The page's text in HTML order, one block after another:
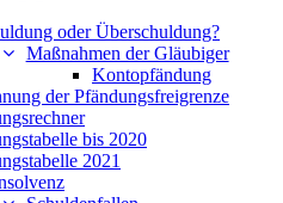
oder Überschuldung?
Maßnahmen der Gläubiger
Kontopfändung
der Pfändungsfreigrenze
bis 2020
2021